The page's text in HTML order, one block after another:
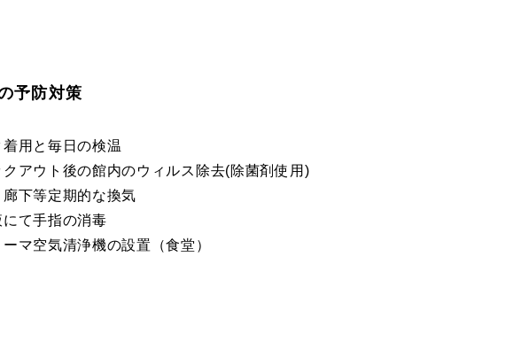
予防対策
着用と毎日の検温
クアウト後の館内のウィルス除去(除菌剤使用)
廊下等定期的な換気
にて手指の消毒
ーマ空気清浄機の設置（食堂）